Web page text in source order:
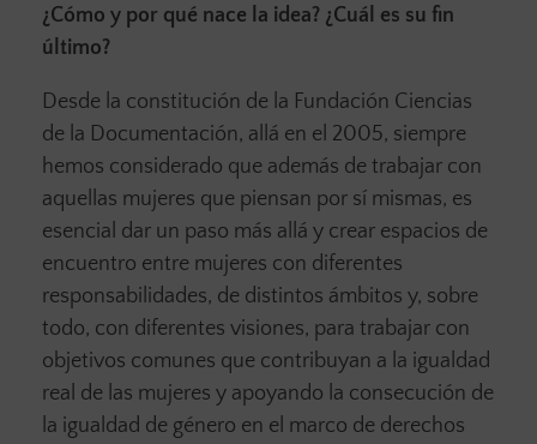
¿Cómo y por qué nace la idea? ¿Cuál es su fin
último?
Desde la constitución de la Fundación Ciencias
de la Documentación, allá en el 2005, siempre
hemos considerado que además de trabajar con
aquellas mujeres que piensan por sí mismas, es
esencial dar un paso más allá y crear espacios de
encuentro entre mujeres con diferentes
responsabilidades, de distintos ámbitos y, sobre
todo, con diferentes visiones, para trabajar con
objetivos comunes que contribuyan a la igualdad
real de las mujeres y apoyando la consecución de
la igualdad de género en el marco de derechos